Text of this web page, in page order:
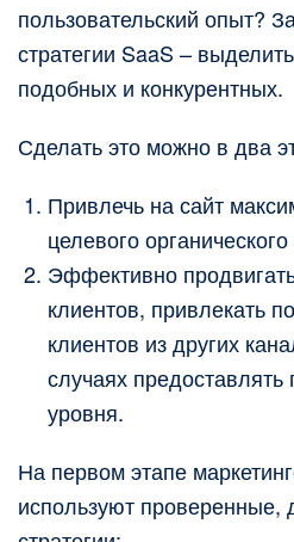
пользовательский опыт?
стратегии SaaS –
подобных и конкурентных.
Сделать это можно в два
Привлечь на сайт
целевого
Эффективно
клиентов, привлекать
клиентов из других
случаях
уровня.
На первом этапе
используют проверенные,